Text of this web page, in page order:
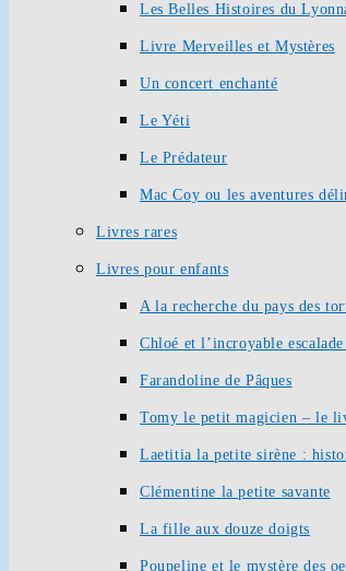
Les Belles Histoires du
Livre Merveilles et Mystères
Un concert enchanté
Le Yéti
Le Prédateur
Mac Coy ou les aventures
Livres rares
Livres pour enfants
A la recherche du pays des
Chloé et l’incroyable
Farandoline de Pâques
Tomy le petit magicien – le
Laetitia la petite sirène :
Clémentine la petite savante
La fille aux douze doigts
Poupeline et le mystère des